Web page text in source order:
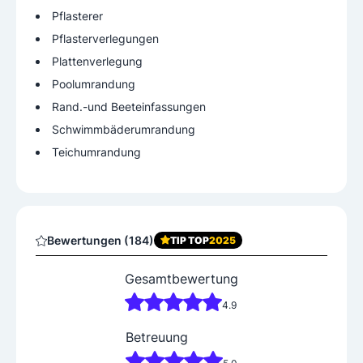
Pflasterverlegungen
Plattenverlegung
Poolumrandung
Rand.-und Beeteinfassungen
Schwimmbäderumrandung
Teichumrandung
Gesamtbewertung
4.9
Betreuung